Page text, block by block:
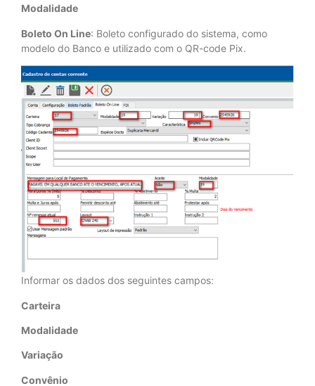
Modalidade
Boleto On Line: Boleto configurado do sistema, como
modelo do Banco e utilizado com o QR-code Pix.
Informar os dados dos seguintes campos:
Carteira
Modalidade
Variação
Convênio